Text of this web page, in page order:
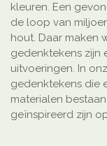
kleuren. Een
de loop van
hout. Daar maken
gedenktekens zijn
uitvoeringen. In
gedenktekens die
materialen
geïnspireerd zijn